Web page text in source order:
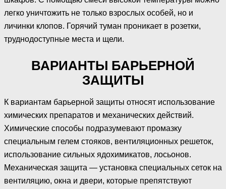
легко уничтожить не только взрослых особей, но и
личинки клопов. Горячий туман проникает в розетки,
труднодоступные места и щели.
ВАРИАНТЫ БАРЬЕРНОЙ
ЗАЩИТЫ
К вариантам барьерной защиты относят использование
химических препаратов и механических действий.
Химические способы подразумевают промазку
специальным гелем стояков, вентиляционных решеток,
использование сильных ядохимикатов, лосьонов.
Механическая защита — установка специальных сеток на
вентиляцию, окна и двери, которые препятствуют